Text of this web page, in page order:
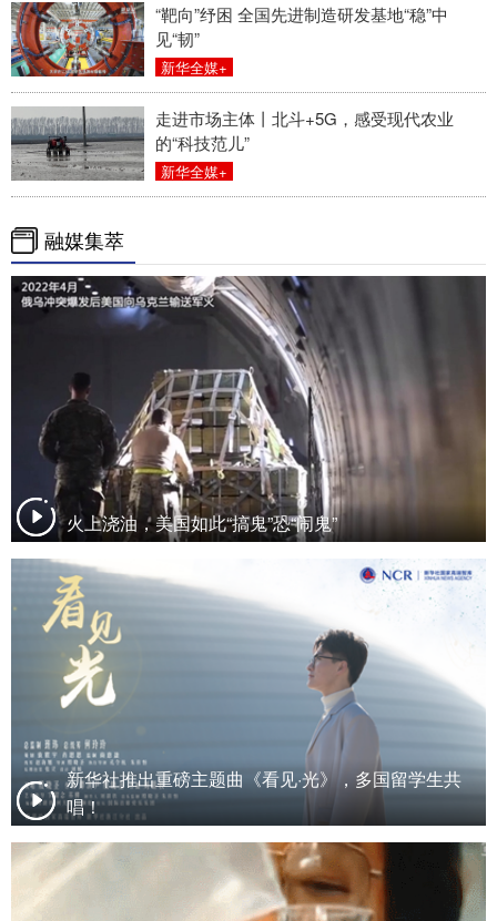
“靶向”纾困 全国先进制造研发基地“稳”中
见“韧”
新华全媒+
走进市场主体丨北斗+5G，感受现代农业
的“科技范儿”
新华全媒+
融媒集萃
火上浇油，美国如此“搞鬼”恐“闹鬼”
新华社推出重磅主题曲《看见·光》，多国留学生共
唱！